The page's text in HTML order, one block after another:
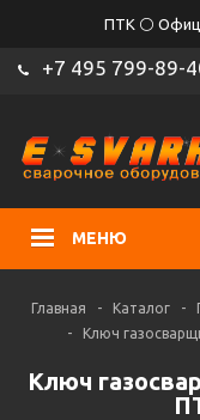
ПТК ⚪
+7 495 799-89-
МЕНЮ
Главная - Каталог -
-
Ключ
Ключ